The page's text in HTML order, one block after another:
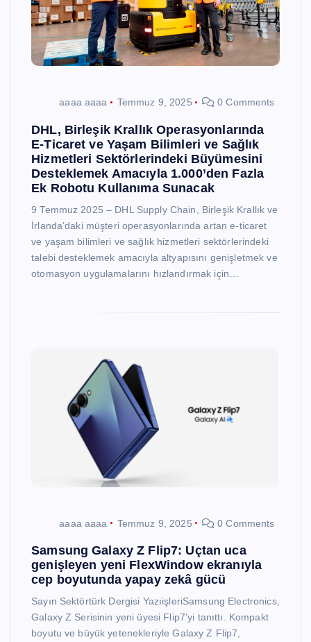
aaaa aaaa Temmuz 9, 2025 0 Comments
DHL, Birleşik Krallık Operasyonlarında
E-Ticaret ve Yaşam Bilimleri ve Sağlık
Hizmetleri Sektörlerindeki Büyümesini
Desteklemek Amacıyla 1.000’den Fazla
Ek Robotu Kullanıma Sunacak
9 Temmuz 2025 – DHL Supply Chain, Birleşik Krallık ve
İrlanda’daki müşteri operasyonlarında artan e-ticaret
ve yaşam bilimleri ve sağlık hizmetleri sektörlerindeki
talebi desteklemek amacıyla altyapısını genişletmek ve
otomasyon uygulamalarını hızlandırmak için…
aaaa aaaa Temmuz 9, 2025 0 Comments
Samsung Galaxy Z Flip7: Uçtan uca
genişleyen yeni FlexWindow ekranıyla
cep boyutunda yapay zekâ gücü
Sayın Sektörtürk Dergisi YazıişleriSamsung Electronics,
Galaxy Z Serisinin yeni üyesi Flip7’yi tanıttı. Kompakt
boyutu ve büyük yetenekleriyle Galaxy Z Flip7,